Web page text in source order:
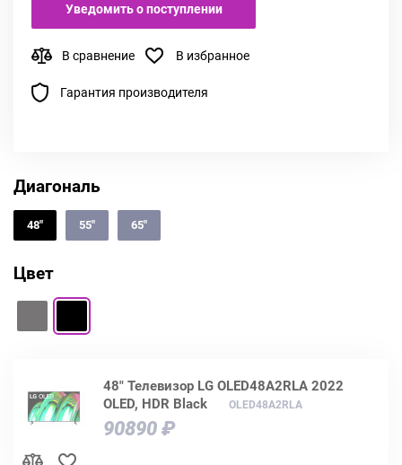
Уведомить о поступлении
В сравнение В избранное
Гарантия производителя
Диагональ
48" 55" 65"
Цвет
48" Телевизор LG OLED48A2RLA 2022
OLED, HDR Black
OLED48A2RLA
90890 ₽